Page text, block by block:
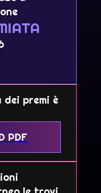
premi è
PDF